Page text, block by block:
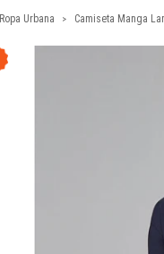
Ropa Urbana Camiseta Manga